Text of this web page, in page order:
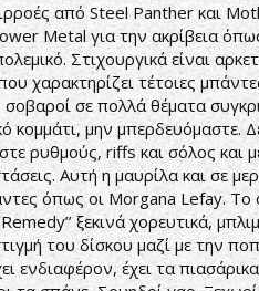
από Steel Panther και
Metal για την ακρίβεια
Στιχουργικά είναι
χαρακτηρίζει τέτοιες
σοβαροί σε πολλά θέματα
κομμάτι, μην μπερδευόμαστε.
ρυθμούς, riffs και σόλος και
Αυτή η μαυρίλα και σε
όπως οι Morgana Lefay. Το
ξεκινά χορευτικά,
του δίσκου μαζί με την
ενδιαφέρον, έχει τα